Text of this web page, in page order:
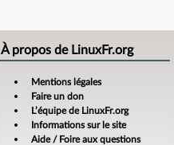
À propos de LinuxFr.org
Mentions légales
Faire un don
L’équipe de LinuxFr.org
Informations sur le site
Aide / Foire aux questions